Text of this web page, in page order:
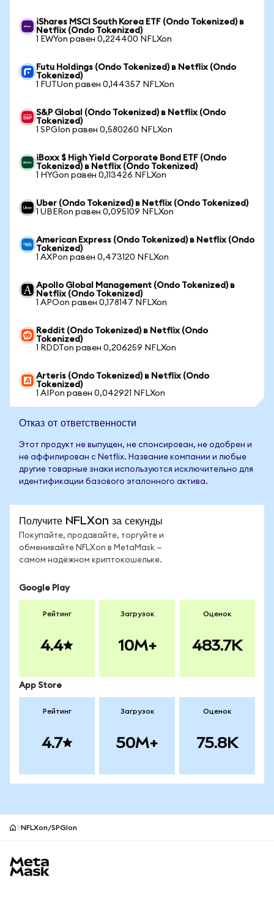
iShares MSCI South Korea ETF (Ondo Tokenized) в
Netflix (Ondo Tokenized)
1 EWYon равен 0,224400 NFLXon
Futu Holdings (Ondo Tokenized) в Netflix (Ondo
Tokenized)
1 FUTUon равен 0,144357 NFLXon
S&P Global (Ondo Tokenized) в Netflix (Ondo
Tokenized)
1 SPGIon равен 0,580260 NFLXon
iBoxx $ High Yield Corporate Bond ETF (Ondo
Tokenized) в Netflix (Ondo Tokenized)
1 HYGon равен 0,113426 NFLXon
Uber (Ondo Tokenized) в Netflix (Ondo Tokenized)
1 UBERon равен 0,095109 NFLXon
American Express (Ondo Tokenized) в Netflix (Ondo
Tokenized)
1 AXPon равен 0,473120 NFLXon
Apollo Global Management (Ondo Tokenized) в
Netflix (Ondo Tokenized)
1 APOon равен 0,178147 NFLXon
Reddit (Ondo Tokenized) в Netflix (Ondo
Tokenized)
1 RDDTon равен 0,206259 NFLXon
Arteris (Ondo Tokenized) в Netflix (Ondo
Tokenized)
1 AIPon равен 0,042921 NFLXon
Отказ от ответственности
Этот продукт не выпущен, не спонсирован, не одобрен и
не аффилирован с Netflix. Название компании и любые
другие товарные знаки используются исключительно для
идентификации базового эталонного актива.
Получите NFLXon за секунды
Покупайте, продавайте, торгуйте и
обменивайте NFLXon в MetaMask —
самом надёжном криптокошельке.
Google Play
Рейтинг
4.4
Загрузок
10M+
Оценок
483.7K
App Store
Рейтинг
4.7
Загрузок
50M+
Оценок
75.8K
NFLXon/SPGIon